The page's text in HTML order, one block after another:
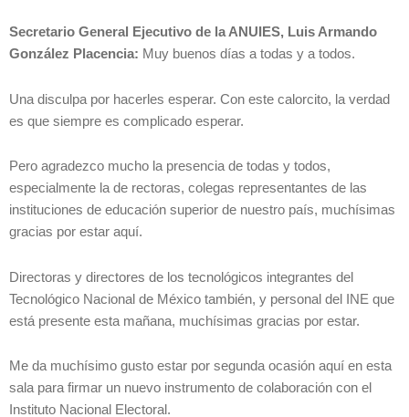
Secretario General Ejecutivo de la ANUIES, Luis Armando
González Placencia: Muy buenos días a todas y a todos.
Una disculpa por hacerles esperar. Con este calorcito, la verdad
es que siempre es complicado esperar.
Pero agradezco mucho la presencia de todas y todos,
especialmente la de rectoras, colegas representantes de las
instituciones de educación superior de nuestro país, muchísimas
gracias por estar aquí.
Directoras y directores de los tecnológicos integrantes del
Tecnológico Nacional de México también, y personal del INE que
está presente esta mañana, muchísimas gracias por estar.
Me da muchísimo gusto estar por segunda ocasión aquí en esta
sala para firmar un nuevo instrumento de colaboración con el
Instituto Nacional Electoral.